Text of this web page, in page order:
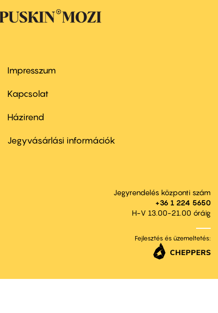
Footer
first
Impresszum
Kapcsolat
Footer
second
Házirend
Jegyvásárlási információk
Jegyrendelés központi szám
+36 1 224 5650
H-V 13.00-21.00 óráig
Fejlesztés és üzemeltetés: